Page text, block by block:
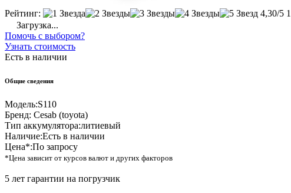
Рейтинг: 4,30/5
Загрузка...
Помочь с выбором?
Узнать стоимость
Есть в наличии
Общие сведения
Модель:S110
Бренд: Cesab (toyota)
Тип аккумулятора:литиевый
Наличие:Есть в наличии
Цена*:По запросу
*Цена зависит от курсов валют и других факторов
5 лет гарантии на погрузчик